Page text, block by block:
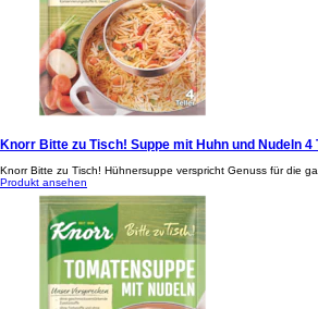
Knorr Bitte zu Tisch! Suppe mit Huhn und Nudeln 4
Knorr Bitte zu Tisch! Hühnersuppe verspricht Genuss für die
Produkt ansehen